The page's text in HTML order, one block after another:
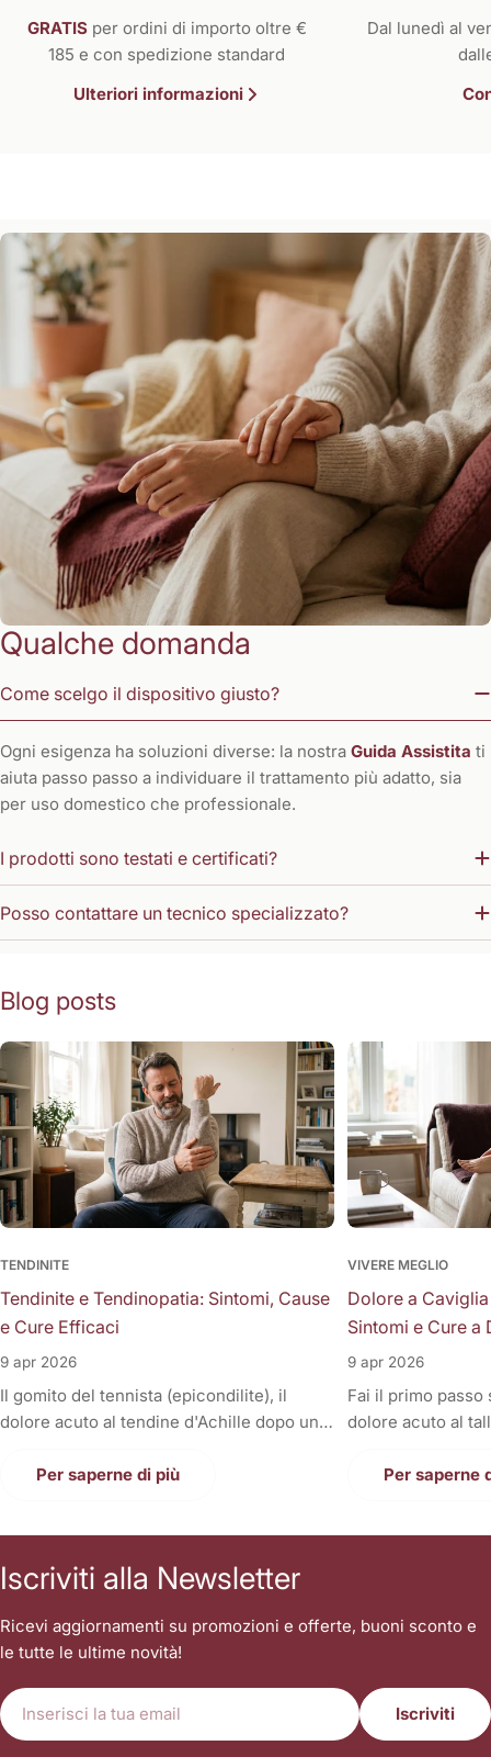
GRATIS per ordini di importo oltre €
185 e con spedizione standard
Ulteriori informazioni
Dal lunedì al
Qualche domanda
Come scelgo il dispositivo giusto?
Ogni esigenza ha soluzioni diverse: la nostra Guida Assistita ti
aiuta passo passo a individuare il trattamento più adatto, sia
per uso domestico che professionale.
I prodotti sono testati e certificati?
Posso contattare un tecnico specializzato?
Blog posts
TENDINITE
Tendinite e Tendinopatia: Sintomi, Cause
e Cure Efficaci
9 apr 2026
Il gomito del tennista (epicondilite), il
dolore acuto al tendine d'Achille dopo una
braccio, o il fastidioso dolore al ginocchio
patologie a carico dei tendini, i veri e
un tendine fa male, la prima reazione di
tutti è quella di autodiagnosticarsi una
"tendinite", applicare del ghiaccio,
prendere un antinfiammatorio e aspettare
che passi. Ma le settimane diventano
Per saperne di più
VIVERE MEGLIO
Dolore a
Sintomi e Cure a
9 apr 2026
Fai il primo
dolore acuto al
sono gonfie,
contatto con il
singolo passo.
sottovalutare i
stringendo i denti
Per saperne
Iscriviti alla Newsletter
Ricevi aggiornamenti su promozioni e offerte, buoni sconto e
le tutte le ultime novità!
E-
mail
Iscriviti